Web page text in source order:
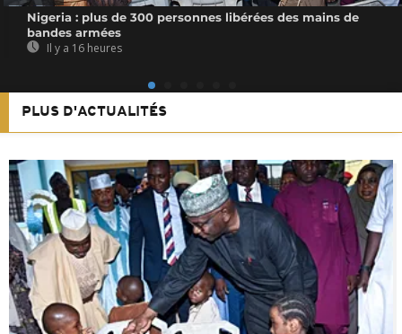
Nigeria : plus de 300 personnes libérées des mains de
bandes armées
Il y a 16 heures
PLUS D'ACTUALITÉS